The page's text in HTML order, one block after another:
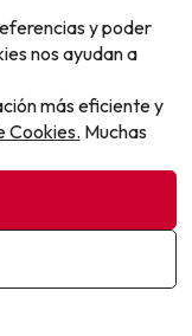
Quedan 6 días 13
¡La Manga del
en Todo
Aparthotel La Mirage
Fechas para viajar:
y poder
nos ayudan a
más eficiente y
Cookies. Muchas